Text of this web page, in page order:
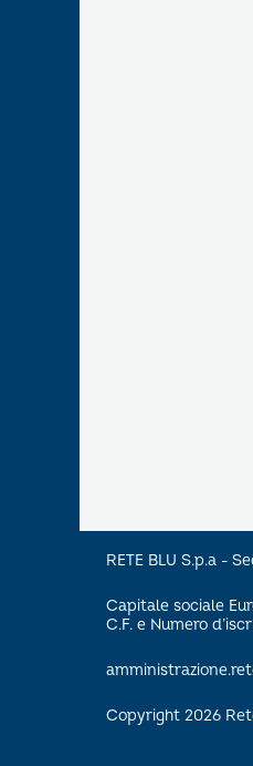
RETE BLU S.p.a -
Capitale sociale
C.F. e Numero
Copyright 2026